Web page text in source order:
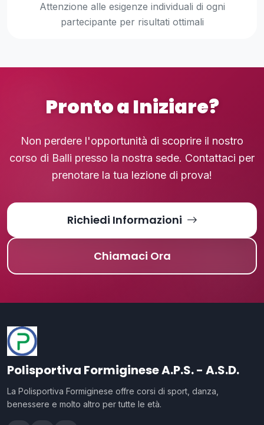
Attenzione alle esigenze individuali di ogni
partecipante per risultati ottimali
Pronto a Iniziare?
Non perdere l'opportunità di scoprire il nostro
corso di Balli presso la nostra sede. Contattaci per
prenotare la tua lezione di prova!
Richiedi Informazioni
Chiamaci Ora
Polisportiva Formiginese A.P.S. - A.S.D.
La Polisportiva Formiginese offre corsi di sport, danza,
benessere e molto altro per tutte le età.